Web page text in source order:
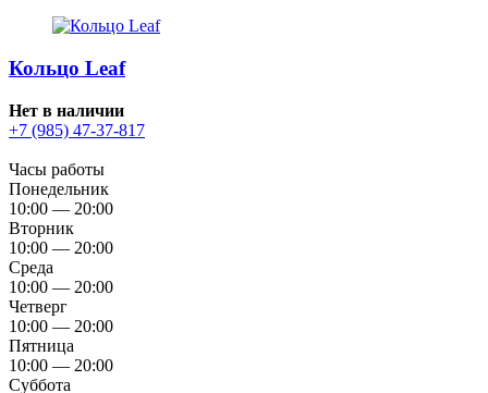
Кольцо Leaf
Нет в наличии
+7 (985) 47-37-817
Часы работы
Понедельник
10:00 — 20:00
Вторник
10:00 — 20:00
Среда
10:00 — 20:00
Четверг
10:00 — 20:00
Пятница
10:00 — 20:00
Суббота